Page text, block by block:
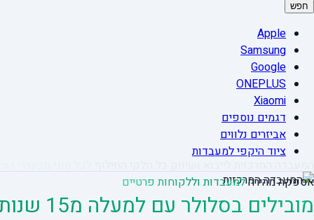
חפש
Apple
Samsung
Google
ONEPLUS
Xiaomi
דגמים נוספים
אביזרים נלווים
ציוד היקפי למעבדות
אספקה מהירהלמעבדות וללקוחות פרטיים
מובילים בסלולר עם למעלה מ15 שנות ניסיון